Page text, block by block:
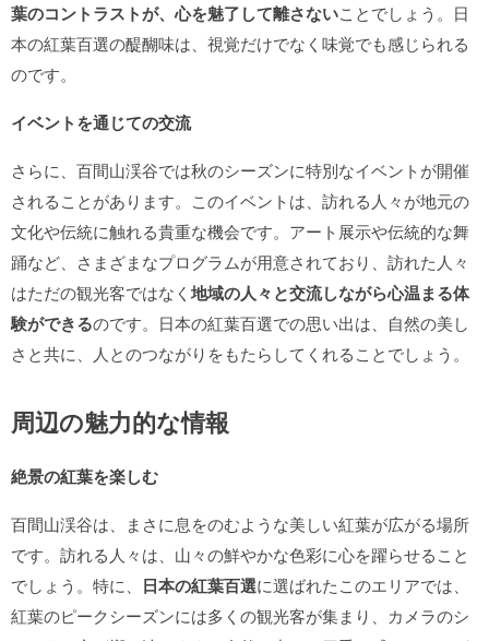
葉のコントラストが、心を魅了して離さないことでしょう。日
本の紅葉百選の醍醐味は、視覚だけでなく味覚でも感じられる
のです。
イベントを通じての交流
さらに、百間山渓谷では秋のシーズンに特別なイベントが開催
されることがあります。このイベントは、訪れる人々が地元の
文化や伝統に触れる貴重な機会です。アート展示や伝統的な舞
踊など、さまざまなプログラムが用意されており、訪れた人々
はただの観光客ではなく 地域の人々と交流しながら心温まる体
験ができるのです。日本の紅葉百選での思い出は、自然の美し
さと共に、人とのつながりをもたらしてくれることでしょう。
周辺の魅力的な情報
絶景の紅葉を楽しむ
百間山渓谷は、まさに息をのむような美しい紅葉が広がる場所
です。訪れる人々は、山々の鮮やかな色彩に心を躍らせること
でしょう。特に、 日本の紅葉百選に選ばれたこのエリアでは、
紅葉のピークシーズンには多くの観光客が集まり、カメラのシ